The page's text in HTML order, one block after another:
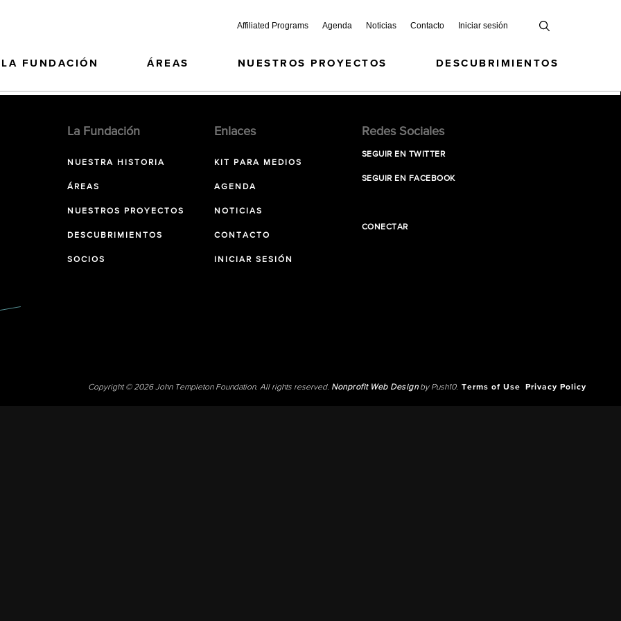
Affiliated Programs Agenda Noticias Contacto Iniciar sesión
LA FUNDACIÓN ÁREAS NUESTROS PROYECTOS DESCUBRIMIENTOS
La Fundación
NUESTRA HISTORIA
ÁREAS
NUESTROS PROYECTOS
DESCUBRIMIENTOS
SOCIOS
Enlaces
KIT PARA MEDIOS
AGENDA
NOTICIAS
CONTACTO
INICIAR SESIÓN
Redes Sociales
SEGUIR EN TWITTER
SEGUIR EN FACEBOOK
CONECTAR
Copyright © 2026 John Templeton Foundation. All rights reserved. Nonprofit Web Designby Push10. Terms of Use Privacy Policy